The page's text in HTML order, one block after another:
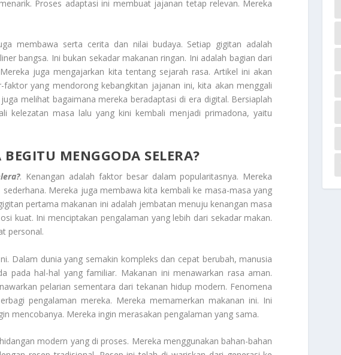
Proses adaptasi ini membuat jajanan tetap relevan. Mereka
membawa serta cerita dan nilai budaya. Setiap gigitan adalah
bangsa. Ini bukan sekadar makanan ringan. Ini adalah bagian dari
juga mengajarkan kita tentang sejarah rasa. Artikel ini akan
yang mendorong kebangkitan jajanan ini, kita akan menggali
melihat bagaimana mereka beradaptasi di era digital. Bersiaplah
kelezatan masa lalu yang kini kembali menjadi primadona, yaitu
MENGGODA SELERA?
. Kenangan adalah faktor besar dalam popularitasnya. Mereka
Mereka juga membawa kita kembali ke masa-masa yang
pertama makanan ini adalah jembatan menuju kenangan masa
kuat. Ini menciptakan pengalaman yang lebih dari sekadar makan.
personal.
Dalam dunia yang semakin kompleks dan cepat berubah, manusia
pada hal-hal yang familiar. Makanan ini menawarkan rasa aman.
pelarian sementara dari tekanan hidup modern. Fenomena
pengalaman mereka. Mereka memamerkan makanan ini. Ini
mencobanya. Mereka ingin merasakan pengalaman yang sama.
modern yang di proses. Mereka menggunakan bahan-bahan